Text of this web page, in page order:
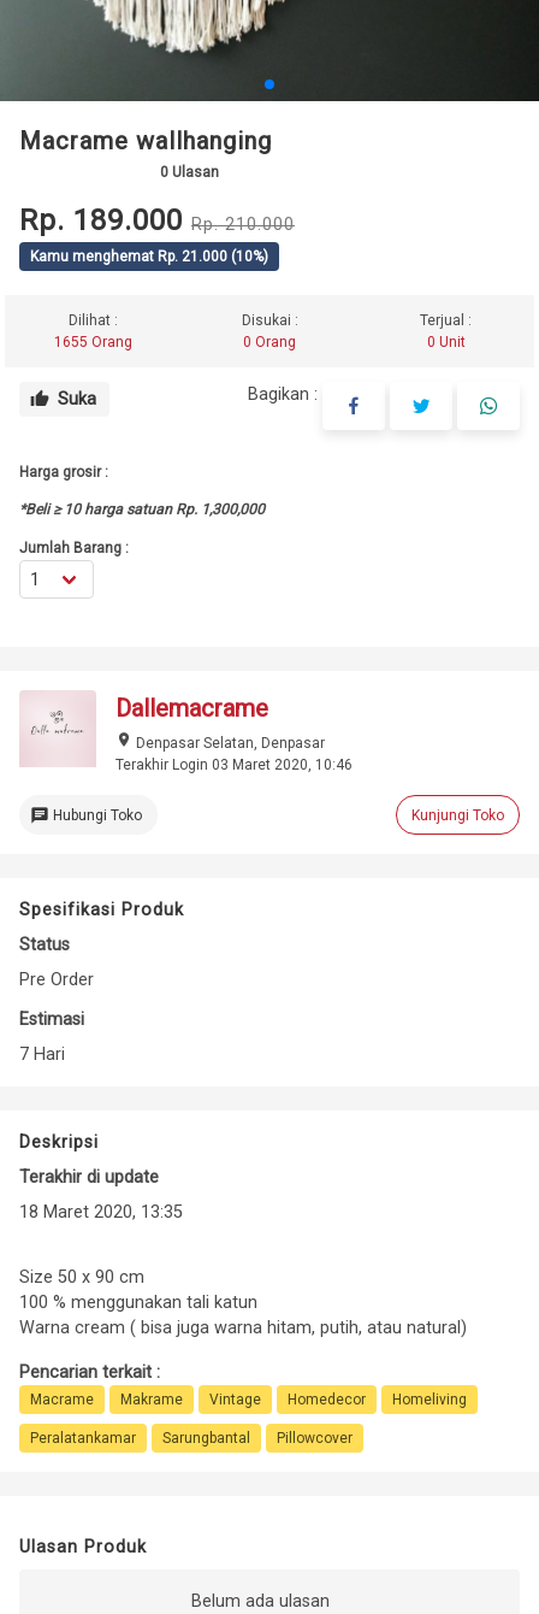
Macrame wallhanging
0 Ulasan
Rp. 189.000 Rp. 210.000
Kamu menghemat Rp. 21.000 (10%)
Dilihat :
1655 Orang
Disukai :
0 Orang
Terjual :
0 Unit
thumb_up Suka Bagikan :
Harga grosir :
*Beli ≥ 10 harga satuan Rp. 1,300,000
Jumlah Barang :
Dallemacrame
place Denpasar Selatan, Denpasar
Terakhir Login 03 Maret 2020, 10:46
chat Hubungi Toko Kunjungi Toko
Spesifikasi Produk
Status
Pre Order
Estimasi
7 Hari
Deskripsi
Terakhir di update
18 Maret 2020, 13:35
Size 50 x 90 cm
100 % menggunakan tali katun
Warna cream ( bisa juga warna hitam, putih, atau natural)
Pencarian terkait :
Macrame Makrame Vintage Homedecor Homeliving
Peralatankamar Sarungbantal Pillowcover
Ulasan Produk
Belum ada ulasan